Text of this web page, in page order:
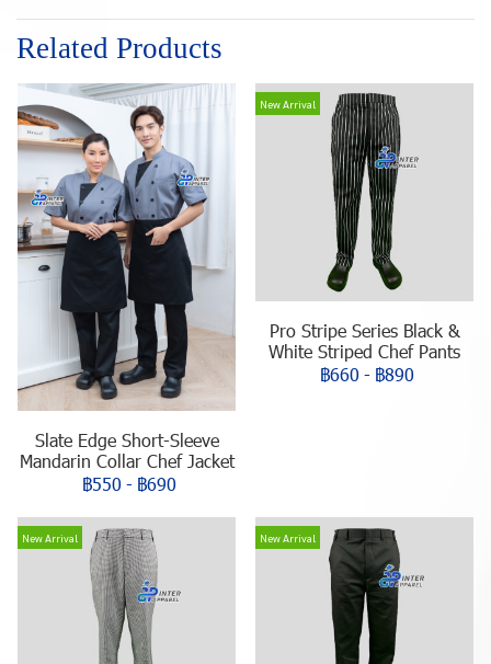
Related Products
Slate Edge Short-Sleeve
Mandarin Collar Chef Jacket
฿550 - ฿690
New Arrival
Pro Stripe Series Black &
White Striped Chef Pants
฿660 - ฿890
New Arrival New Arrival